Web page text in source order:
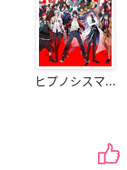
ヒプノシスマ...